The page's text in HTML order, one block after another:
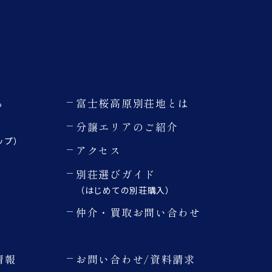
）
富士桜高原別荘地とは
分譲エリアのご紹介
アクセス
別荘選びガイド
（はじめての別荘購入）
仲介・買取お問い合わせ
報 お問い合わせ/資料請求